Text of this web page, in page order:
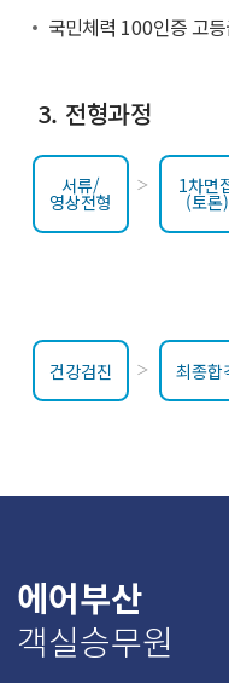
국민체력 100인증 고
3. 전형과정
서류/
영상전형
1차면
(토론)
건강검진 최종합
에어부산
객실승무원